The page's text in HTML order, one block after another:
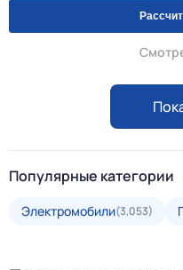
Популярные категории
Электромобили(3,053)